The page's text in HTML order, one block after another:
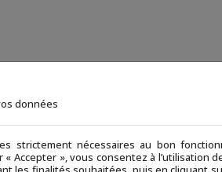
données
strictement nécessaires au bon
« Accepter », vous consentez à